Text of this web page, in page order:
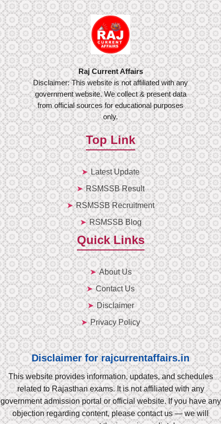
Raj Current Affairs
Disclaimer: This website is not affiliated with any
government website. We collect & present data
from official sources for educational purposes
only.
Top Link
Latest Update
RSMSSB Result
RSMSSB Recruitment
RSMSSB Blog
Quick Links
About Us
Contact Us
Disclaimer
Privacy Policy
Disclaimer for rajcurrentaffairs.in
This website provides information, updates, and schedules
related to Rajasthan exams. It is not affiliated with any
government admission portal or official website. If you have any
objection regarding content, please contact us — we will